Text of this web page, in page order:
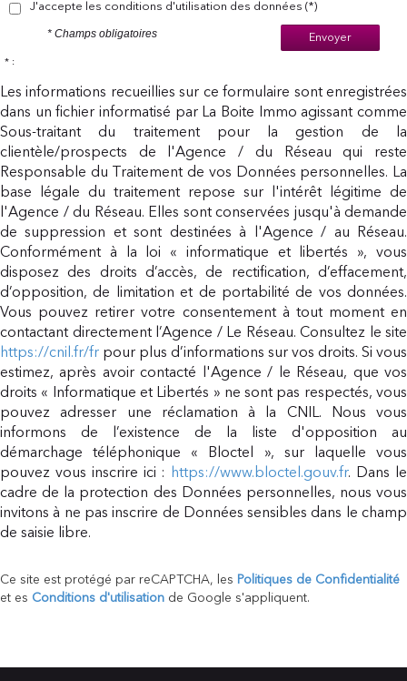
J'accepte les conditions d'utilisation des données (*)
Envoyer
* Champs obligatoires
* :
Les informations recueillies sur ce formulaire sont enregistrées
dans un fichier informatisé par La Boite Immo agissant comme
Sous-traitant du traitement pour la gestion de la
clientèle/prospects de l'Agence / du Réseau qui reste
Responsable du Traitement de vos Données personnelles. La
base légale du traitement repose sur l'intérêt légitime de
l'Agence / du Réseau. Elles sont conservées jusqu'à demande
de suppression et sont destinées à l'Agence / au Réseau.
Conformément à la loi « informatique et libertés », vous
disposez des droits d’accès, de rectification, d’effacement,
d’opposition, de limitation et de portabilité de vos données.
Vous pouvez retirer votre consentement à tout moment en
contactant directement l’Agence / Le Réseau. Consultez le site
https://cnil.fr/fr pour plus d’informations sur vos droits. Si vous
estimez, après avoir contacté l'Agence / le Réseau, que vos
droits « Informatique et Libertés » ne sont pas respectés, vous
pouvez adresser une réclamation à la CNIL. Nous vous
informons de l’existence de la liste d'opposition au
démarchage téléphonique « Bloctel », sur laquelle vous
pouvez vous inscrire ici : https://www.bloctel.gouv.fr. Dans le
cadre de la protection des Données personnelles, nous vous
invitons à ne pas inscrire de Données sensibles dans le champ
de saisie libre.
Ce site est protégé par reCAPTCHA, les Politiques de Confidentialité
et es Conditions d'utilisation de Google s'appliquent.